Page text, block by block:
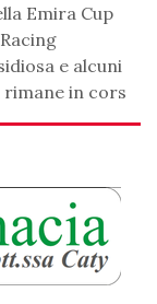
Emira Cup
e alcuni
rimane in cors